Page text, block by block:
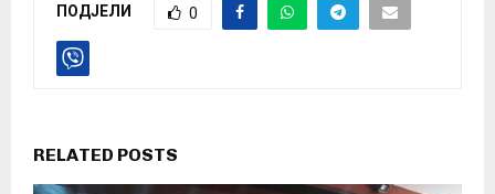
ПОДЈЕЛИ 0
RELATED POSTS